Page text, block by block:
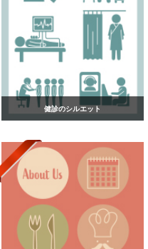
健診のシルエット